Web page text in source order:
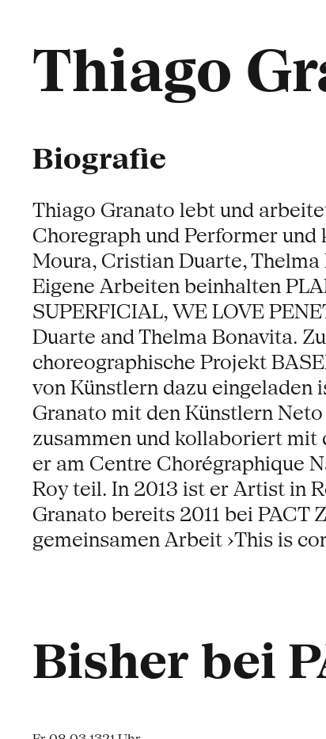
Thiago
Biografie
Thiago Granato lebt und
Choregraph und Performer
Moura, Cristian Duarte,
Eigene Arbeiten beinhalten
SUPERFICIAL, WE LOVE
Duarte and Thelma Bonavita.
choreographische Projekt
von Künstlern dazu eingeladen
Granato mit den Künstlern
zusammen und kollaboriert mit
er am Centre Chorégraphique
Roy teil. In 2013 ist er Artist in
Granato bereits 2011 bei
gemeinsamen Arbeit ›This is
Bisher bei